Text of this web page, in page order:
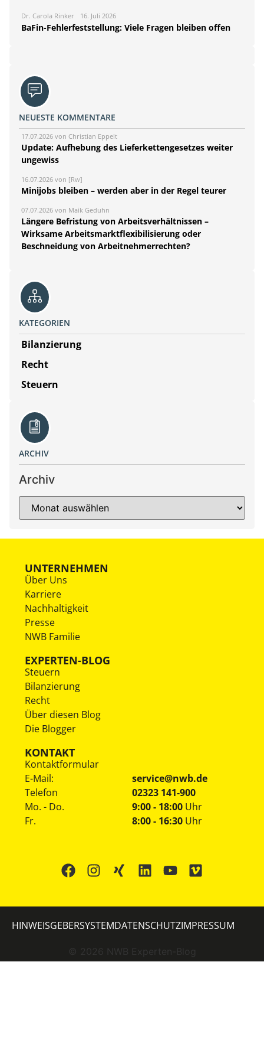
Dr. Carola Rinker 16. Juli 2026
BaFin-Fehlerfeststellung: Viele Fragen bleiben offen
NEUESTE KOMMENTARE
17.07.2026 von Christian Eppelt
Update: Aufhebung des Lieferkettengesetzes weiter
ungewiss
16.07.2026 von [Rw]
Minijobs bleiben – werden aber in der Regel teurer
07.07.2026 von Maik Geduhn
Längere Befristung von Arbeitsverhältnissen –
Wirksame Arbeitsmarktflexibilisierung oder
Beschneidung von Arbeitnehmerrechten?
KATEGORIEN
Bilanzierung
Recht
Steuern
ARCHIV
Archiv
UNTERNEHMEN
Über Uns
Karriere
Nachhaltigkeit
Presse
NWB Familie
EXPERTEN-BLOG
Steuern
Bilanzierung
Recht
Über diesen Blog
Die Blogger
KONTAKT
Kontaktformular
E-Mail:
service@nwb.de
Telefon
02323 141-900
Mo. - Do.
Fr.
9:00 - 18:00 Uhr
8:00 - 16:30 Uhr
© 2026 NWB Experten-Blog
HINWEISGEBERSYSTEMDATENSCHUTZIMPRESSUM